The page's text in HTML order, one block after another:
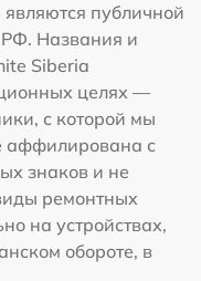
публичной
РФ. Названия и
Siberia
целях —
с которой мы
аффилирована с
знаков и не
ремонтных
на устройствах,
обороте, в